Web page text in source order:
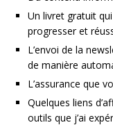
Un livret gratuit
progresser et
L’envoi de la
de manière
L’assurance que
Quelques liens
outils que j’ai